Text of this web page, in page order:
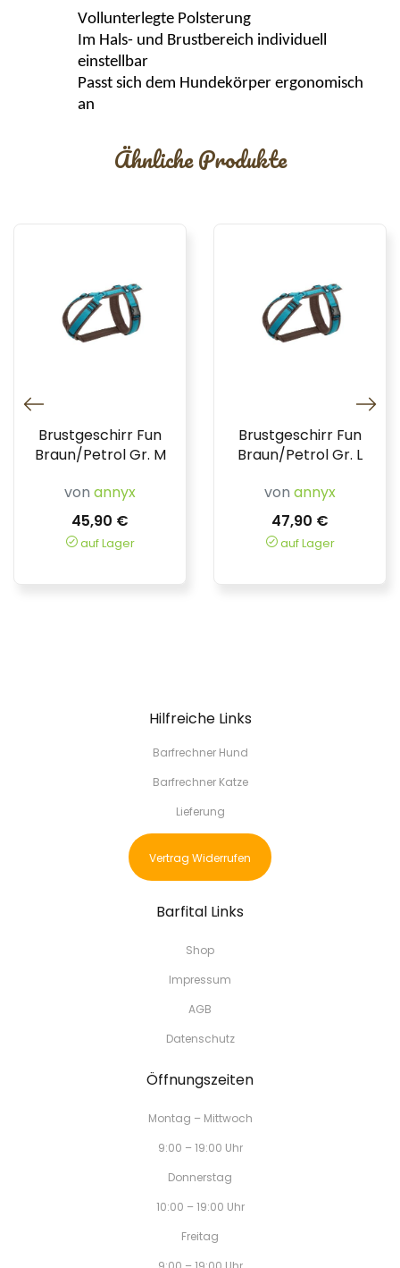
Vollunterlegte Polsterung
Im Hals- und Brustbereich individuell
einstellbar
Passt sich dem Hundekörper ergonomisch
an
Ähnliche Produkte
Brustgeschirr Fun
Braun/Petrol Gr. M
von annyx
45,90 €
auf Lager
Brustgeschirr Fun
Braun/Petrol Gr. L
von annyx
47,90 €
auf Lager
Hilfreiche Links
Barfrechner Hund
Barfrechner Katze
Lieferung
Vertrag Widerrufen
Barfital Links
Shop
Impressum
AGB
Datenschutz
Öffnungszeiten
Montag – Mittwoch
9:00 – 19:00 Uhr
Donnerstag
10:00 – 19:00 Uhr
Freitag